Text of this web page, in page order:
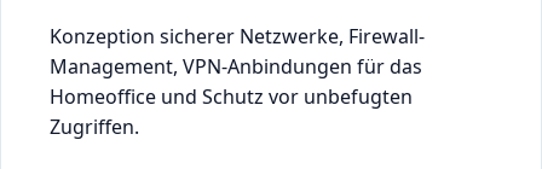
Konzeption sicherer Netzwerke, Firewall-
Management, VPN-Anbindungen für das
Homeoffice und Schutz vor unbefugten
Zugriffen.